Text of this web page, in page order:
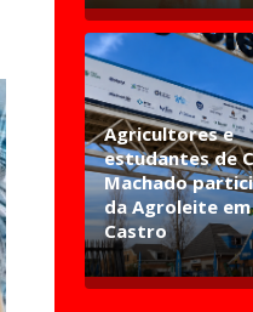
Agricultores e
estudantes de
Machado
da Agroleite em
Castro